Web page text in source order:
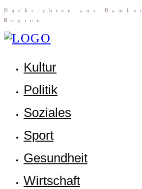
Nach­rich­ten aus
Region
Kul­tur
Poli­tik
Sozia­les
Sport
Gesund­heit
Wirt­schaft